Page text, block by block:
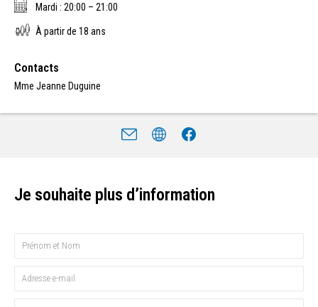
Mardi : 20:00 – 21:00
À partir de 18 ans
Contacts
Mme Jeanne Duguine
Je souhaite plus d’information